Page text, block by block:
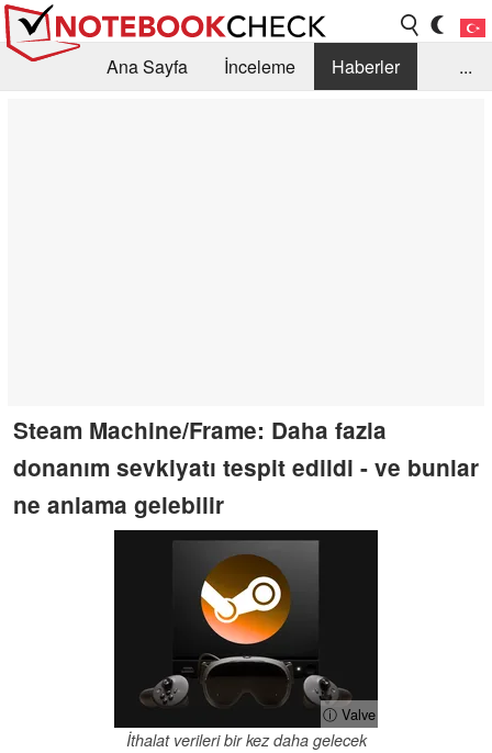
Ana Sayfa İnceleme
Haberler
...
Steam Machine/Frame: Daha fazla
donanım sevkiyatı tespit edildi - ve bunlar
ne anlama gelebilir
ⓘ Valve
İthalat verileri bir kez daha gelecek